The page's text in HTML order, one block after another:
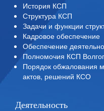
История КСП
Структура КСП
Задачи и функции
Кадровое обеспечение
Обеспечение
Полномочия КСП
Порядок обжалования
актов, решений КСО
Деятельность